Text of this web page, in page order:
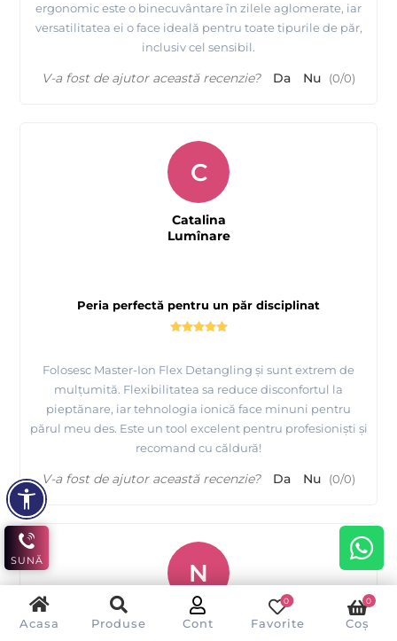
Acasa Produse Cont Favorite
0
Coș
0
ergonomic este o binecuvântare în zilele aglomerate, iar
versatilitatea ei o face ideală pentru toate tipurile de păr,
inclusiv cel sensibil.
V-a fost de ajutor această recenzie? Da Nu (0/0)
Peria perfectă pentru un păr disciplinat
Folosesc Master-Ion Flex Detangling și sunt extrem de
mulțumită. Flexibilitatea sa reduce disconfortul la
pieptănare, iar tehnologia ionică face minuni pentru
părul meu des. Este un tool excelent pentru profesioniști și
recomand cu căldură!
C
Catalina
Lumînare
V-a fost de ajutor această recenzie? Da Nu (0/0)
N
Noemi Dincă
SUNĂ